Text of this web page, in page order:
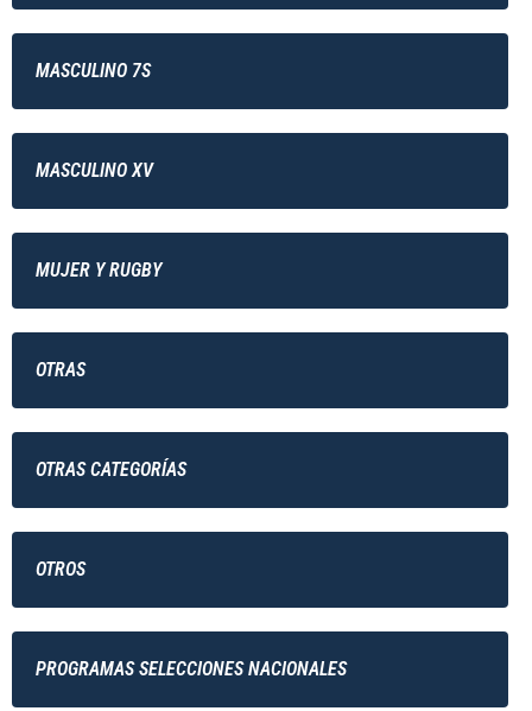
MASCULINO 7S
MASCULINO XV
MUJER Y RUGBY
OTRAS
OTRAS CATEGORÍAS
OTROS
PROGRAMAS SELECCIONES NACIONALES